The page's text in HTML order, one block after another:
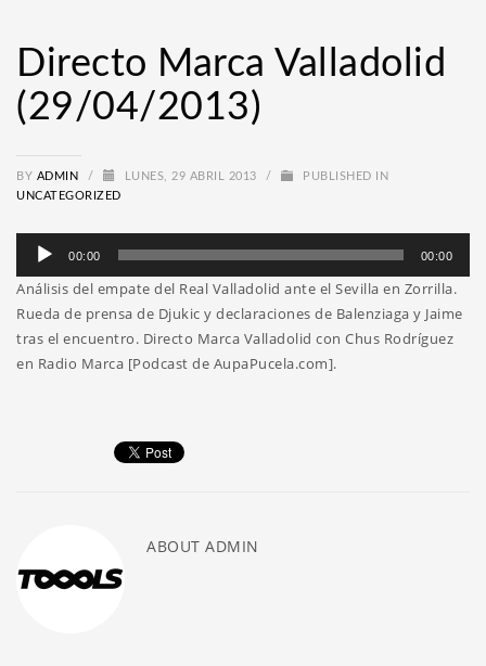
Directo Marca Valladolid
(29/04/2013)
BY ADMIN / LUNES, 29 ABRIL 2013 /
PUBLISHED IN
UNCATEGORIZED
Reproductor
audio
00:00 00:00
Análisis del empate del Real Valladolid ante el Sevilla en Zorrilla.
Rueda de prensa de Djukic y declaraciones de Balenziaga y Jaime
tras el encuentro. Directo Marca Valladolid con Chus Rodríguez
en Radio Marca [Podcast de AupaPucela.com].
ABOUT ADMIN